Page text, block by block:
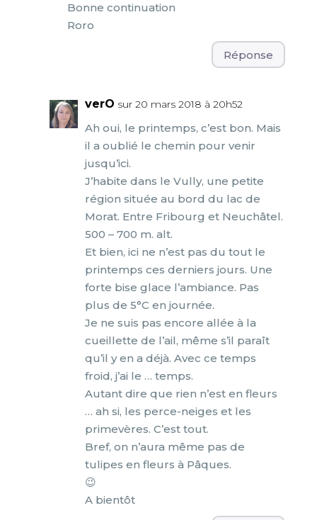
Bonne continuation
Roro
Réponse
verO sur 20 mars 2018 à 20h52
Ah oui, le printemps, c’est bon. Mais
il a oublié le chemin pour venir
jusqu’ici.
J’habite dans le Vully, une petite
région située au bord du lac de
Morat. Entre Fribourg et Neuchâtel.
500 – 700 m. alt.
Et bien, ici ne n’est pas du tout le
printemps ces derniers jours. Une
forte bise glace l’ambiance. Pas
plus de 5°C en journée.
Je ne suis pas encore allée à la
cueillette de l’ail, même s’il paraît
qu’il y en a déjà. Avec ce temps
froid, j’ai le … temps.
Autant dire que rien n’est en fleurs
… ah si, les perce-neiges et les
primevères. C’est tout.
Bref, on n’aura même pas de
tulipes en fleurs à Pâques.
😉
A bientôt